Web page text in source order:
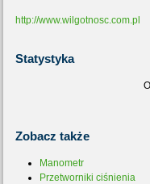
http://www.wilgotnosc.com.pl
Statystyka
Zobacz także
Manometr
Przetworniki ciśnienia